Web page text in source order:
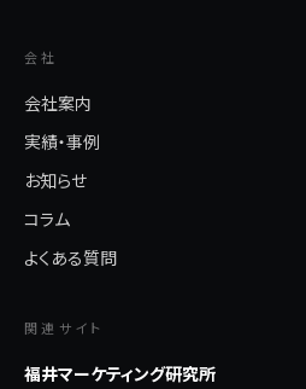
会社
会社案内
実績・事例
お知らせ
コラム
よくある質問
関連サイト
福井マーケティング研究所